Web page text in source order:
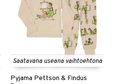
Saatavana useana vaihtoehtona
Pyjama Pettson & Findus